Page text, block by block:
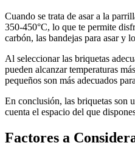
Cuando se trata de asar a la
350-450°C, lo que te permite
carbón, las bandejas para asar y
Al seleccionar las briquetas
pueden alcanzar temperaturas
pequeños son más adecuados
En conclusión, las briquetas son
cuenta el espacio del que
Factores a